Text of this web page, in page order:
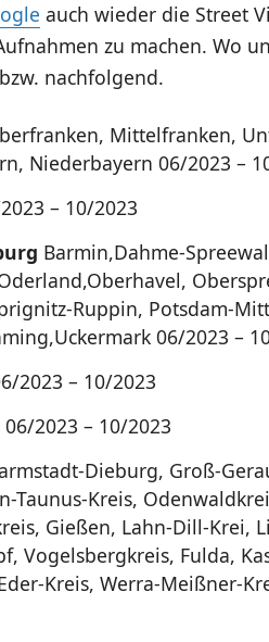
auch wieder die Street
zu machen. Wo
nachfolgend.
Mittelfranken,
Niederbayern 06/2023 –
– 10/2023
Barmin,Dahme-
Ruppin, Potsdam-
06/2023 –
2023 – 10/2023
06/2023 – 10/2023
Dieburg, Groß-
Taunus-Kreis,
Gießen, Lahn-Dill-Krei,
Vogelsbergkreis, Fulda,
Kreis, Werra-Meißner-